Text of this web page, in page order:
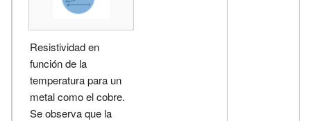
Resistividad en
función de la
temperatura para un
metal como el cobre.
Se observa que la